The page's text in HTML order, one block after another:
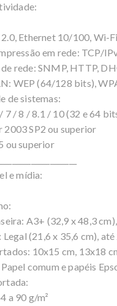
2.0, Ethernet 10/100,
em rede: TCP/
rede: SNMP, HTTP,
WEP (64/128 bits),
de sistemas:
7 / 8 / 8.1 / 10 (32 e 64
2003 SP2 ou superior
ou superior
e mídia:
A3+ (32,9 x 48,3
(21,6 x 35,6 cm),
10x15 cm, 13x18
comum e papéis
a 90 g/m²